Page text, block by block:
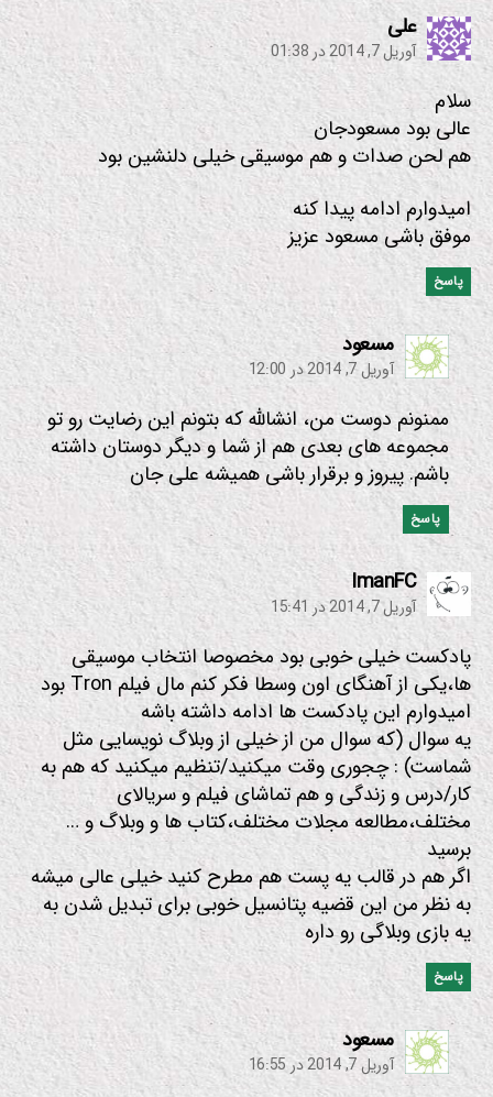
علی:
آوریل 7, 2014 در 01:38
سلام
عالی بود مسعودجان
هم لحن صدات و هم موسیقی خیلی دلنشین بود
امیدوارم ادامه پیدا کنه
موفق باشی مسعود عزیز
پاسخ
مسعود:
آوریل 7, 2014 در 12:00
ممنونم دوست من، انشالله که بتونم این رضایت رو تو
مجموعه های بعدی هم از شما و دیگر دوستان داشته
باشم. پیروز و برقرار باشی همیشه علی جان
پاسخ
ImanFC
:
آوریل 7, 2014 در 15:41
پادکست خیلی خوبی بود مخصوصا انتخاب موسیقی
ها،یکی از آهنگای اون وسطا فکر کنم مال فیلم Tron بود
امیدوارم این پادکست ها ادامه داشته باشه
یه سوال (که سوال من از خیلی از وبلاگ نویسایی مثل
شماست) : چجوری وقت میکنید/تنظیم میکنید که هم به
کار/درس و زندگی و هم تماشای فیلم و سریالای
مختلف،مطالعه مجلات مختلف،کتاب ها و وبلاگ و …
برسید
اگر هم در قالب یه پست هم مطرح کنید خیلی عالی میشه
به نظر من این قضیه پتانسیل خوبی برای تبدیل شدن به
یه بازی وبلاگی رو داره
پاسخ
مسعود:
آوریل 7, 2014 در 16:55